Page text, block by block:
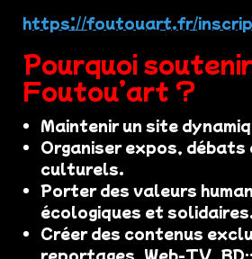
https://foutouart.fr/
Pourquoi soutenir
Foutou’art ?
Maintenir un site
Organiser expos, débats
culturels.
Porter des valeurs
écologiques et
Créer des contenus
reportages, Web-TV,